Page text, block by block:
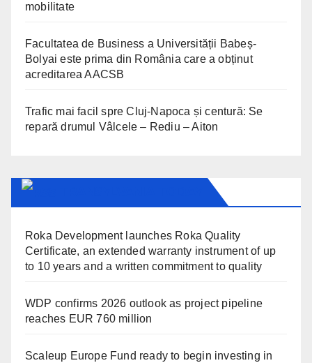
mobilitate
Facultatea de Business a Universității Babeș-
Bolyai este prima din România care a obținut
acreditarea AACSB
Trafic mai facil spre Cluj-Napoca și centură: Se
repară drumul Vâlcele – Rediu – Aiton
Roka Development launches Roka Quality
Certificate, an extended warranty instrument of up
to 10 years and a written commitment to quality
WDP confirms 2026 outlook as project pipeline
reaches EUR 760 million
Scaleup Europe Fund ready to begin investing in